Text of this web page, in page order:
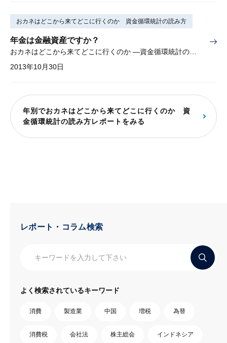
おカネはどこから来てどこに行くのか 資金循環統計の読み方
年金は金融資産ですか？
おカネはどこから来てどこに行くのか —資金循環統計の読み方— 第3回
2013年10月30日
年別でおカネはどこから来てどこに行くのか 資
金循環統計の読み方レポートをみる
レポート・コラム検索
よく検索されているキーワード
消費 製造業 中国 増税 為替
消費税 会社法 株主総会 インドネシア